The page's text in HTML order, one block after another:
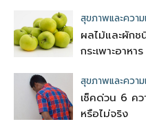
สุขภาพและควา
ผลไม้และผักช
กระเพาะอาหาร
สุขภาพและควา
เช็คด่วน 6 คว
หรือไม่จริง